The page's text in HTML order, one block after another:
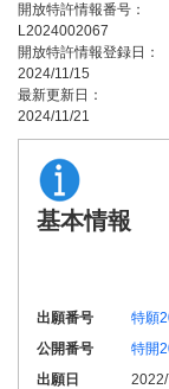
開放特許情報番号：
L2024002067
開放特許情報登録日：
2024/11/15
最新更新日：
2024/11/21
基本情報
出願番号
特願
公開番号
特開
出願日